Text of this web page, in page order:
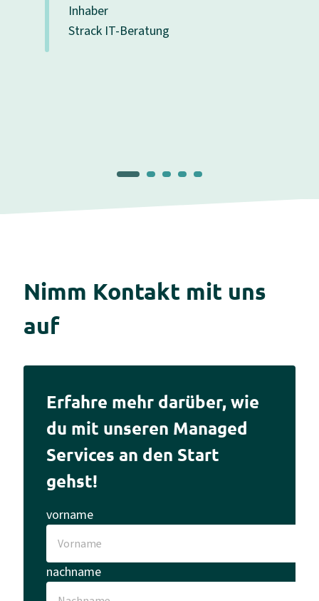
Inhaber
Strack IT-Beratung
Nimm Kontakt mit uns
auf
Erfahre mehr darüber, wie
du mit unseren Managed
Services an den Start
gehst!
vorname
nachname